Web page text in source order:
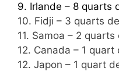
9. Irlande – 8 quarts
10. Fidji – 3 quarts
11. Samoa – 2
12. Canada – 1 quart
12. Japon – 1 quart